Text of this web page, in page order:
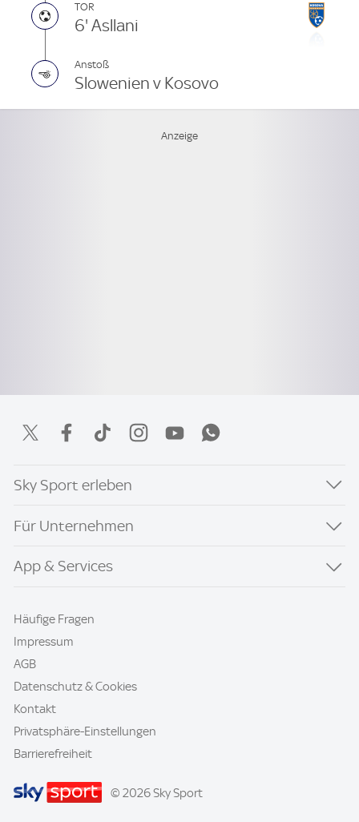
TOR
6' Asllani
Anstoß
Slowenien v Kosovo
Sky Sport erleben
Für Unternehmen
App & Services
Häufige Fragen
Impressum
AGB
Datenschutz & Cookies
Kontakt
Privatsphäre-Einstellungen
Barrierefreiheit
© 2026 Sky Sport